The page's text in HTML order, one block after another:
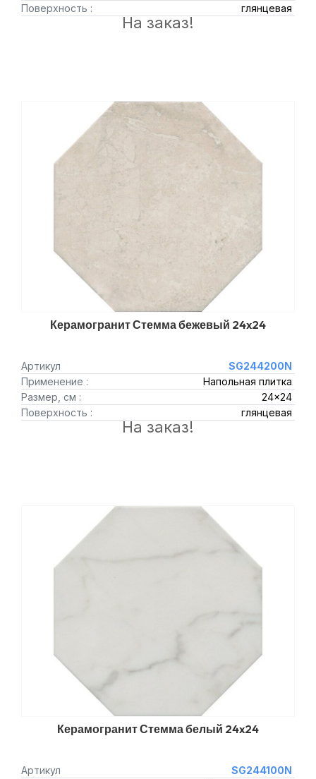
Поверхность :
глянцевая
На заказ!
Керамогранит Стемма бежевый 24x24
Артикул
SG244200N
Применение :
Напольная плитка
Размер, см :
24x24
Поверхность :
глянцевая
На заказ!
Керамогранит Стемма белый 24x24
Артикул
SG244100N